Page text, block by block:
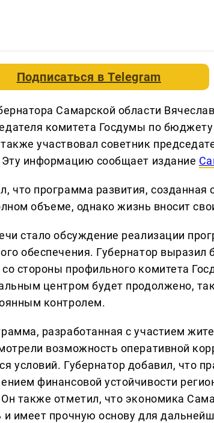
Подписаться вTelegram
Самарской области
комитета Госдумы по
участвовал советник
информацию сообщает издание
что программа развития, созданная
объеме, однако жизнь вносит
стало обсуждение реализации
обеспечения. Губернатор выразил
стороны профильного комитета
центром будет продолжено,
контролем.
разработанная с участием
возможность оперативной
условий. Губернатор добавил, что
финансовой устойчивости
также отметил, что экономика
и имеет прочную основу для